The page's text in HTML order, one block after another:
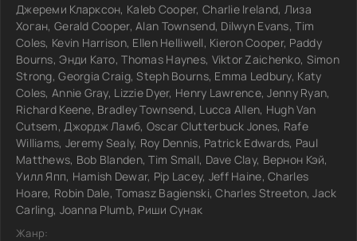
Джереми Кларксон, Kaleb Cooper, Charlie Ireland, Лиза
Хоган, Gerald Cooper, Alan Townsend, Dilwyn Evans, Tim
Coles, Kevin Harrison, Ellen Helliwell, Kieron Cooper, Paddy
Bourns, Энди Като, Thomas Haynes, Viktor Zaichenko, Simon
Strong, Georgia Craig, Steph Bourns, Emma Ledbury, Katy
Coles, Annie Gray, Lizzie Dyer, Henry Lawrence, Jenny Ryan,
Richard Keene, Bradley Townsend, Lucca Allen, Hugh Van
Cutsem, Джордж Ламб, Oscar Clutterbuck Jones, Rafe
Williams, Jeremy Sealy, Roy Dennis, Patrick Edwards, Paul
Matthews, Bob Blanden, Tim Small, Dave Clay, Вернон Кэй,
Уилл Япп, Hamish Dewar, Pip Lacey, Jeff Haine, Charles
Hoare, Robin Dale, Tomasz Bagienski, Charles Streeton, Jack
Carling, Joanna Plumb, Риши Сунак
Жанр: